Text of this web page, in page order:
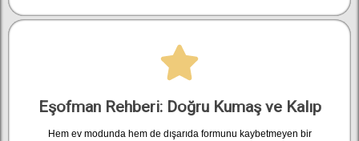
Hem ev modunda hem de dışarıda formunu kaybetmeyen bir
Eşofman Rehberi: Doğru Kumaş ve Kalıp